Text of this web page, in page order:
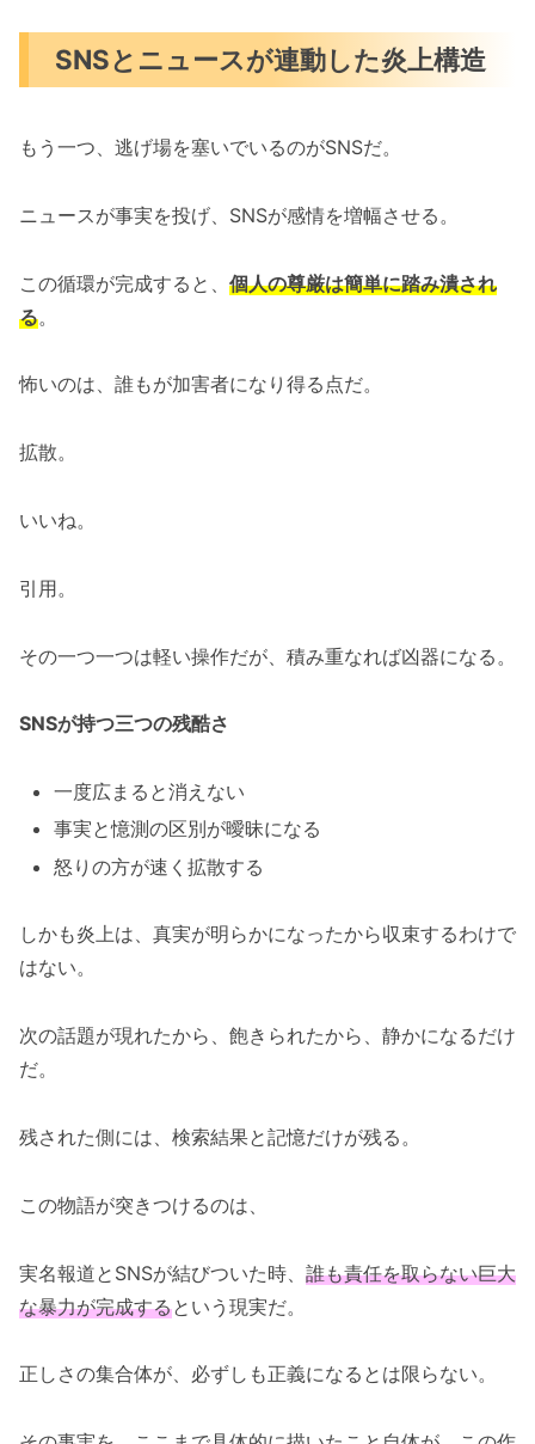
SNSとニュースが連動した炎上構造
もう一つ、逃げ場を塞いでいるのがSNSだ。
ニュースが事実を投げ、SNSが感情を増幅させる。
この循環が完成すると、 個人の尊厳は簡単に踏み潰され
る。
怖いのは、誰もが加害者になり得る点だ。
拡散。
いいね。
引用。
その一つ一つは軽い操作だが、積み重なれば凶器になる。
SNSが持つ三つの残酷さ
一度広まると消えない
事実と憶測の区別が曖昧になる
怒りの方が速く拡散する
しかも炎上は、真実が明らかになったから収束するわけで
はない。
次の話題が現れたから、飽きられたから、静かになるだけ
だ。
残された側には、検索結果と記憶だけが残る。
この物語が突きつけるのは、
実名報道とSNSが結びついた時、 誰も責任を取らない巨大
な暴力が完成するという現実だ。
正しさの集合体が、必ずしも正義になるとは限らない。